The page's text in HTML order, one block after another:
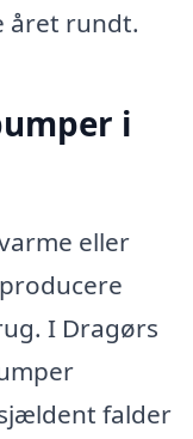
året rundt.
i
eller
I Dragørs
falder